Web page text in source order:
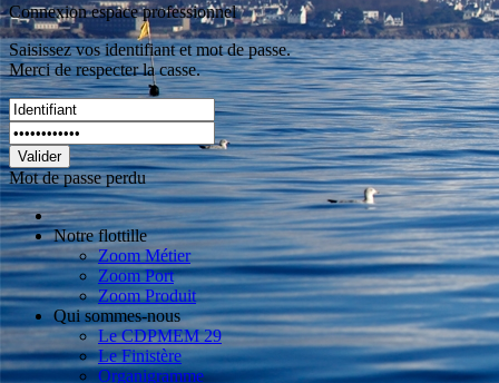
Connexion espace professionnel
Saisissez vos identifiant et mot de passe.
Merci de respecter la casse.
Valider
Mot de passe perdu
Notre flottille
Zoom Métier
Zoom Port
Zoom Produit
Qui sommes-nous
Le CDPMEM 29
Le Finistère
Organigramme